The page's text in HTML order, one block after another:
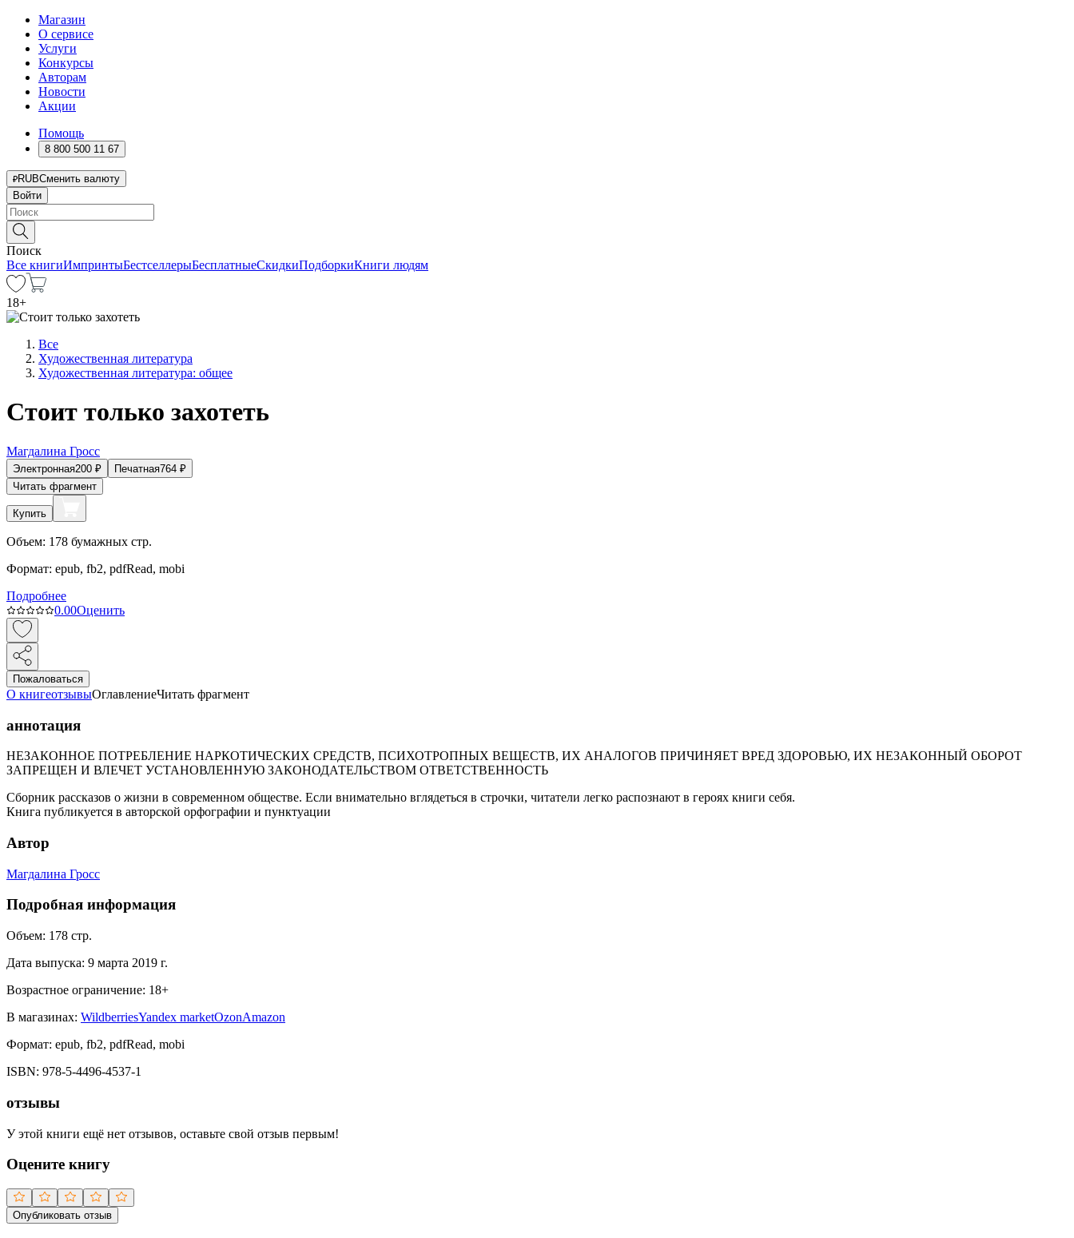
Магазин
О сервисе
Услуги
Конкурсы
Авторам
Новости
Акции
Помощь
8 800 500 11 67
RUBСменить валюту
Войти
Поиск
Все книгиИмпринтыБестселлерыБесплатныеСкидкиПодборкиКниги людям
18+
Все
Художественная литература
Художественная литература: общее
Стоит только захотеть
Магдалина Гросс
Электронная200 ₽ Печатная764 ₽
Читать фрагмент
Купить
Объем: 178 бумажных стр.
Формат: epub, fb2, pdfRead, mobi
Подробнее
0.00Оценить
Пожаловаться
О книгеотзывыОглавлениеЧитать фрагмент
аннотация
НЕЗАКОННОЕ ПОТРЕБЛЕНИЕ НАРКОТИЧЕСКИХ СРЕДСТВ, ПСИХОТРОПНЫХ ВЕЩЕСТВ, ИХ АНАЛОГОВ ПРИЧИНЯЕТ ВРЕД ЗДОРОВЬЮ, ИХ НЕЗАКОННЫЙ ОБОРОТ
ЗАПРЕЩЕН И ВЛЕЧЕТ УСТАНОВЛЕННУЮ ЗАКОНОДАТЕЛЬСТВОМ ОТВЕТСТВЕННОСТЬ
Сборник рассказов о жизни в современном обществе. Если внимательно вглядеться в строчки, читатели легко распознают в героях книги себя.
Книга публикуется в авторской орфографии и пунктуации
Автор
Магдалина Гросс
Подробная информация
Объем: 178 стр.
Дата выпуска: 9 марта 2019 г.
Возрастное ограничение: 18+
В магазинах: WildberriesYandex marketOzonAmazon
Формат: epub, fb2, pdfRead, mobi
ISBN: 978-5-4496-4537-1
отзывы
У этой книги ещё нет отзывов, оставьте свой отзыв первым!
Оцените книгу
Опубликовать отзыв